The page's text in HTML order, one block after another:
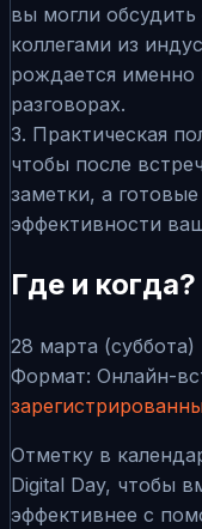
вы могли
коллегами из
рождается именно
разговорах.
3. Практическая
чтобы после
заметки, а
эффективности
Где и когда?
28 марта (суббота)
Формат: Онлайн-
Отметку в
Digital Day, чтобы
эффективнее с